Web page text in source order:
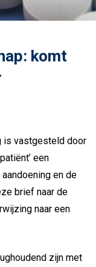
komt
is vastgesteld door
een
en de
brief naar de
naar een
zijn met